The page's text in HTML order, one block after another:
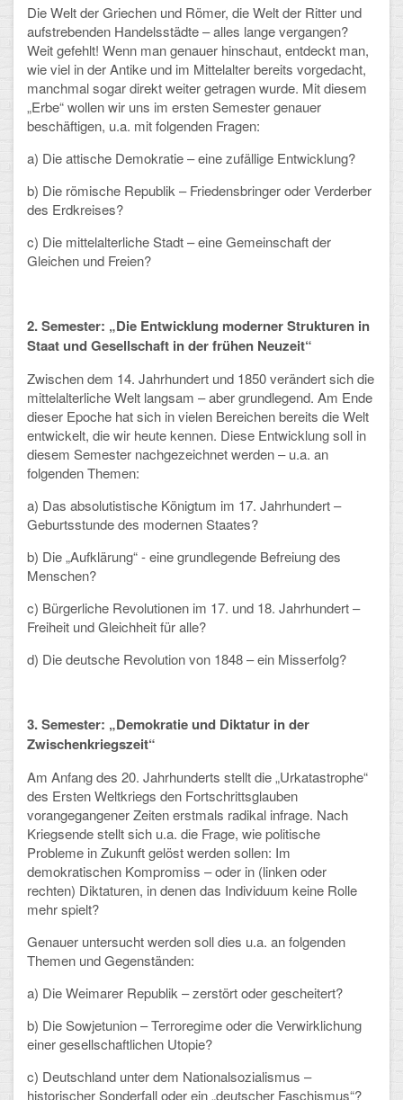
Förderverein
Ehemalige
Schulzeitung: Der Gottfried
Deutsch und Fremdsprachen
Gesellschaftswissenschaften
Musische Fächer
Sport
ORGANISATION
Abitur
Kurswahl 10. Kl.
Umwahl 11. Kl.
mPA
CLOUD
Nextcloud (Eigene Dateien und Tauschordner)
Gitlab
Die Welt der Griechen und Römer, die Welt der Ritter und
aufstrebenden Handelsstädte – alles lange vergangen?
Weit gefehlt! Wenn man genauer hinschaut, entdeckt man,
wie viel in der Antike und im Mittelalter bereits vorgedacht,
manchmal sogar direkt weiter getragen wurde. Mit diesem
„Erbe“ wollen wir uns im ersten Semester genauer
beschäftigen, u.a. mit folgenden Fragen:
a) Die attische Demokratie – eine zufällige Entwicklung?
b) Die römische Republik – Friedensbringer oder Verderber
des Erdkreises?
c) Die mittelalterliche Stadt – eine Gemeinschaft der
Gleichen und Freien?
2. Semester: „Die Entwicklung moderner Strukturen in
Staat und Gesellschaft in der frühen Neuzeit“
Zwischen dem 14. Jahrhundert und 1850 verändert sich die
mittelalterliche Welt langsam – aber grundlegend. Am Ende
dieser Epoche hat sich in vielen Bereichen bereits die Welt
entwickelt, die wir heute kennen. Diese Entwicklung soll in
diesem Semester nachgezeichnet werden – u.a. an
folgenden Themen:
a) Das absolutistische Königtum im 17. Jahrhundert –
Geburtsstunde des modernen Staates?
b) Die „Aufklärung“ - eine grundlegende Befreiung des
Menschen?
c) Bürgerliche Revolutionen im 17. und 18. Jahrhundert –
Freiheit und Gleichheit für alle?
d) Die deutsche Revolution von 1848 – ein Misserfolg?
3. Semester: „Demokratie und Diktatur in der
Zwischenkriegszeit“
Am Anfang des 20. Jahrhunderts stellt die „Urkatastrophe“
des Ersten Weltkriegs den Fortschrittsglauben
vorangegangener Zeiten erstmals radikal infrage. Nach
Kriegsende stellt sich u.a. die Frage, wie politische
Probleme in Zukunft gelöst werden sollen: Im
demokratischen Kompromiss – oder in (linken oder
rechten) Diktaturen, in denen das Individuum keine Rolle
mehr spielt?
Genauer untersucht werden soll dies u.a. an folgenden
Themen und Gegenständen:
a) Die Weimarer Republik – zerstört oder gescheitert?
b) Die Sowjetunion – Terroregime oder die Verwirklichung
einer gesellschaftlichen Utopie?
c) Deutschland unter dem Nationalsozialismus –
historischer Sonderfall oder ein „deutscher Faschismus“?